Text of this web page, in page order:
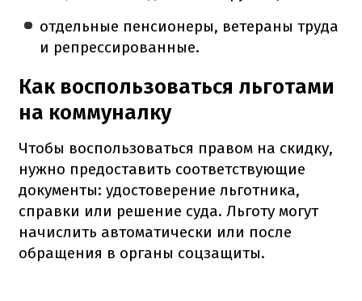
отдельные пенсионеры, ветераны труда
и репрессированные.
Как воспользоваться льготами
на коммуналку
Чтобы воспользоваться правом на скидку,
нужно предоставить соответствующие
документы: удостоверение льготника,
справки или решение суда. Льготу могут
начислить автоматически или после
обращения в органы соцзащиты.